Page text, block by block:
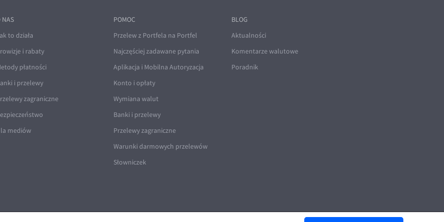
NAS
to działa
i rabaty
płatności
i przelewy
zagraniczne
mediów
POMOC
Przelew z Portfela na Portfel
Najczęściej zadawane pytania
Aplikacja i Mobilna Autoryzacja
Konto i opłaty
Wymiana walut
Banki i przelewy
Przelewy zagraniczne
Warunki darmowych przelewów
Słowniczek
BLOG
Aktualności
Komentarze walutowe
Poradnik